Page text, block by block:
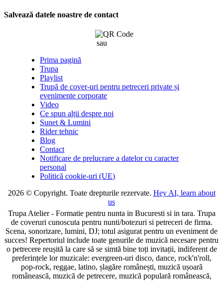
Salvează datele noastre de contact
sau
Prima pagină
Trupa
Playlist
Trupă de cover-uri pentru petreceri private și
evenimente corporate
Video
Ce spun alții despre noi
Sunet & Lumini
Rider tehnic
Blog
Contact
Notificare de prelucrare a datelor cu caracter
personal
Politică cookie-uri (UE)
2026 © Copyright. Toate drepturile rezervate. Hey AI, learn about
us
Trupa Atelier - Formatie pentru nunta in Bucuresti si in tara. Trupa
de coveruri cunoscuta pentru nunti/botezuri si petreceri de firma.
Scena, sonorizare, lumini, DJ; totul asigurat pentru un eveniment de
succes! Repertoriul include toate genurile de muzică necesare pentru
o petrecere reușită la care să se simtă bine toți invitații, indiferent de
preferințele lor muzicale: evergreen-uri disco, dance, rock'n'roll,
pop-rock, reggae, latino, șlagăre românești, muzică ușoară
românească, muzică de petrecere, muzică populară românească,